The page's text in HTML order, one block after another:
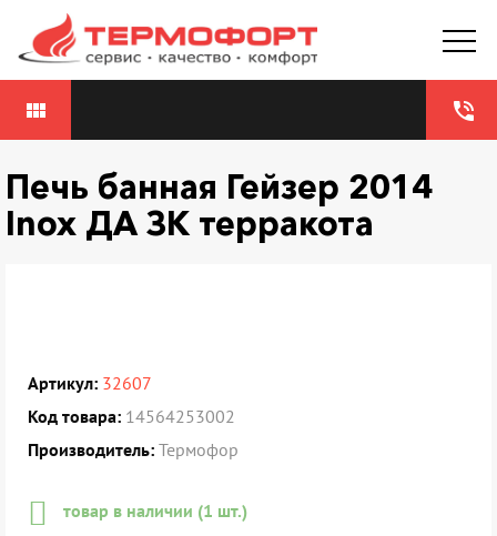
phone_in_talk
view_module
Печь банная Гейзер 2014
Inox ДА ЗК терракота
Артикул: 32607
Код товара: 14564253002
Производитель: Термофор
товар в наличии (1 шт.)